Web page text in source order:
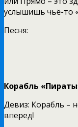
услышишь чьё-то
Песня:
Корабль
Девиз: Корабль –
вперед!